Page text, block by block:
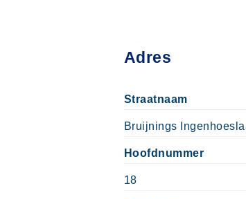
Adres
Straatnaam
Bruijnings
Hoofdnummer
18